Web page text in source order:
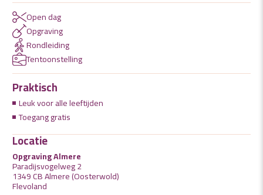
Open dag
Opgraving
Rondleiding
Tentoonstelling
Praktisch
Leuk voor alle leeftijden
Toegang gratis
Locatie
Opgraving Almere
Paradijsvogelweg 2
1349 CB Almere (Oosterwold)
Flevoland